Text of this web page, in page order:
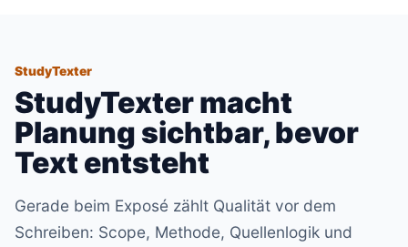
StudyTexter
StudyTexter macht
Planung sichtbar, bevor
Text entsteht
Gerade beim Exposé zählt Qualität vor dem
Schreiben: Scope, Methode, Quellenlogik und